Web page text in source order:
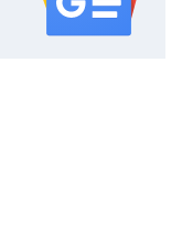
serwisu